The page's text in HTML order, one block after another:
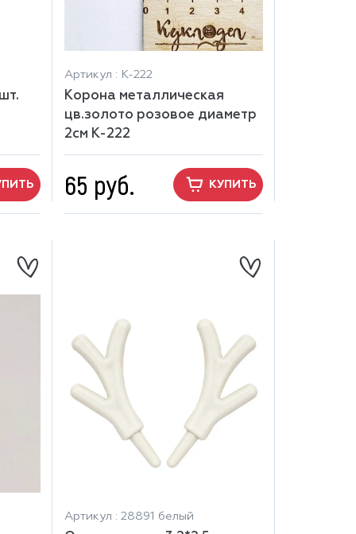
Артикул : К-222
Корона металлическая
цв.золото розовое диаметр
2см К-222
65 руб. КУПИТЬ
Артикул : 28891 белый